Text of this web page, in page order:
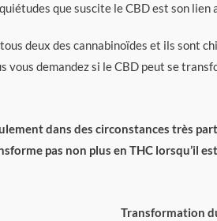
que suscite le CBD est son lien
deux des cannabinoïdes et ils sont
vous demandez si le CBD peut se
dans des circonstances très
pas non plus en THC lorsqu’il
Transformation